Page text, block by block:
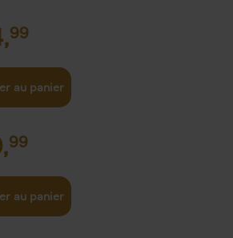
99
au panier
99
au panier